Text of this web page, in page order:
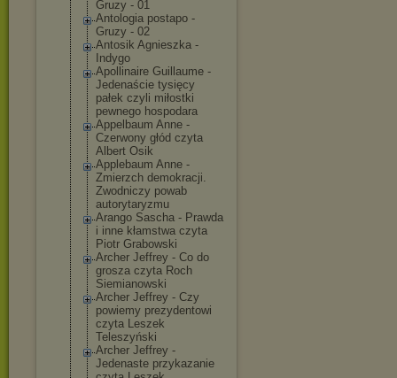
Gruzy - 01
Antologia postapo -
Gruzy - 02
Antosik Agnieszka -
Indygo
Apollinaire Guillaume -
Jedenaście tysięcy
pałek czyli miłostki
pewnego hospodara
Appelbaum Anne -
Czerwony głód czyta
Albert Osik
Applebaum Anne -
Zmierzch demokracji.
Zwodniczy powab
autorytaryzmu
Arango Sascha - Prawda
i inne kłamstwa czyta
Piotr Grabowski
Archer Jeffrey - Co do
grosza czyta Roch
Siemianowski
Archer Jeffrey - Czy
powiemy prezydentowi
czyta Leszek
Teleszyński
Archer Jeffrey -
Jedenaste przykazanie